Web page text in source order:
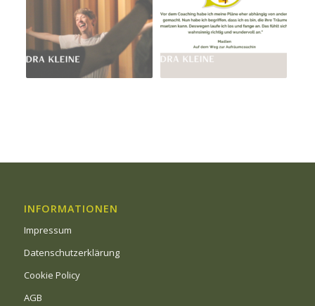
INFORMATIONEN
Impressum
Datenschutzerklärung
Cookie Policy
AGB